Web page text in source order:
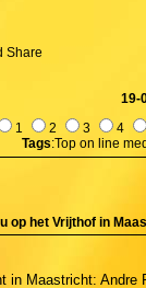
19-
1 2 3
4
Tags:Top on line
op het Vrijthof in